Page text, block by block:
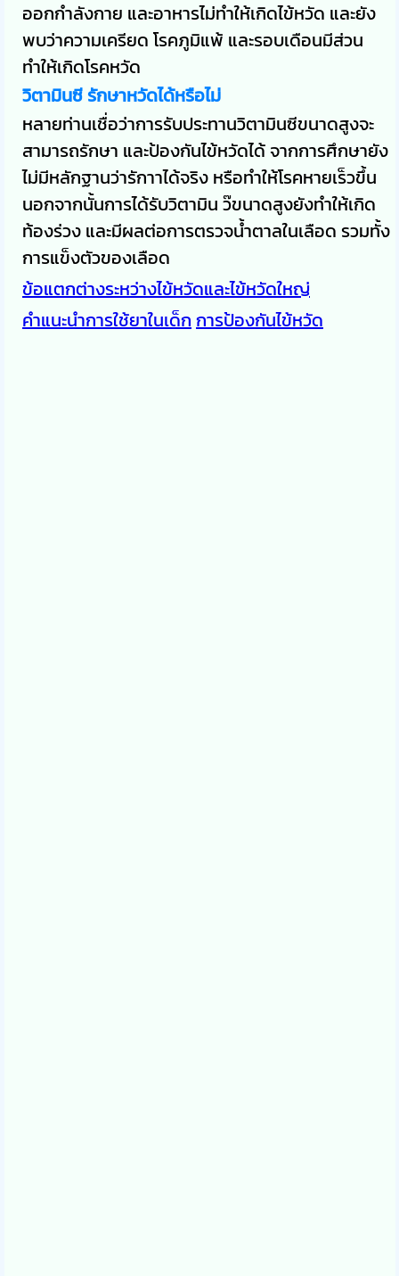
ออกกำลังกาย และอาหารไม่ทำให้เกิดไข้หวัด และยัง
พบว่าความเครียด โรคภูมิแพ้ และรอบเดือนมีส่วน
ทำให้เกิดโรคหวัด
วิตามินซี รักษาหวัดได้หรือไม่
หลายท่านเชื่อว่าการรับประทานวิตามินซีขนาดสูงจะ
สามารถรักษา และป้องกันไข้หวัดได้ จากการศึกษายัง
ไม่มีหลักฐานว่ารักาาได้จริง หรือทำให้โรคหายเร็วขึ้น
นอกจากนั้นการได้รับวิตามิน ว๊ขนาดสูงยังทำให้เกิด
ท้องร่วง และมีผลต่อการตรวจน้ำตาลในเลือด รวมทั้ง
การแข็งตัวของเลือด
ข้อแตกต่างระหว่างไข้หวัดและไข้หวัดใหญ่
คำแนะนำการใช้ยาในเด็ก การป้องกันไข้หวัด